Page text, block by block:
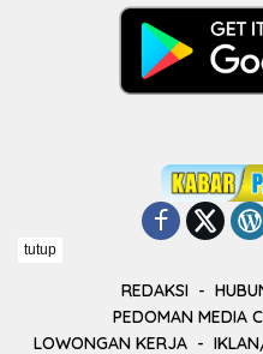
REDAKSI
PEDOMAN MEDIA
LOWONGAN KERJA
tutup